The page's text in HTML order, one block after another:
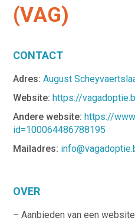
(VAG)
CONTACT
Adres: August
Website:https://
Andere website: https://
id=100064486788195
Mailadres:
OVER
– Aanbieden van een